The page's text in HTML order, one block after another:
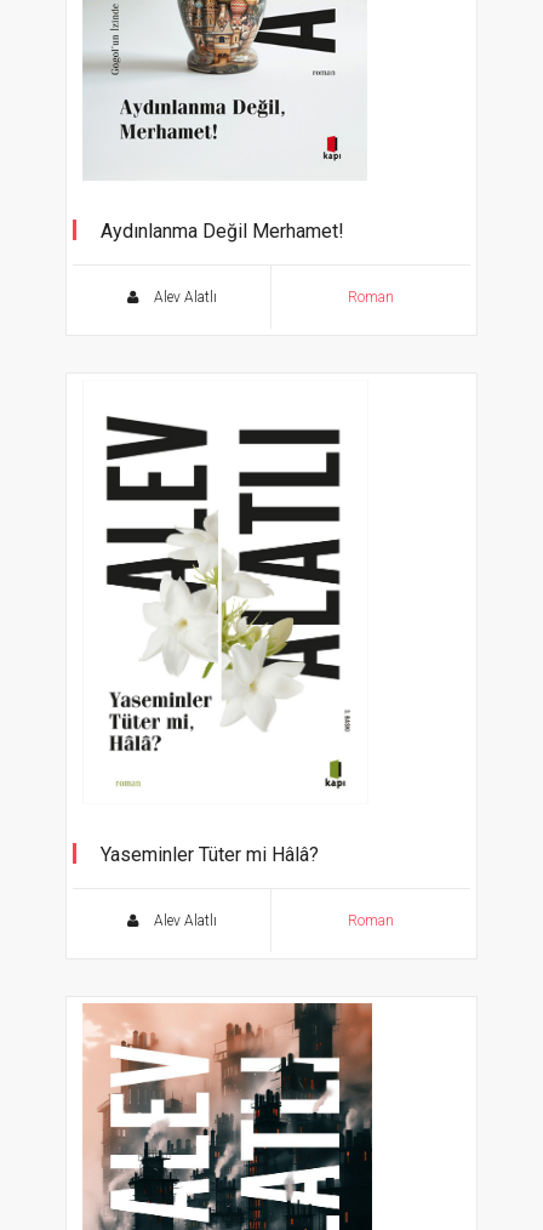
Aydınlanma Değil Merhamet!
Alev Alatlı Roman
Yaseminler Tüter mi Hâlâ?
Alev Alatlı Roman